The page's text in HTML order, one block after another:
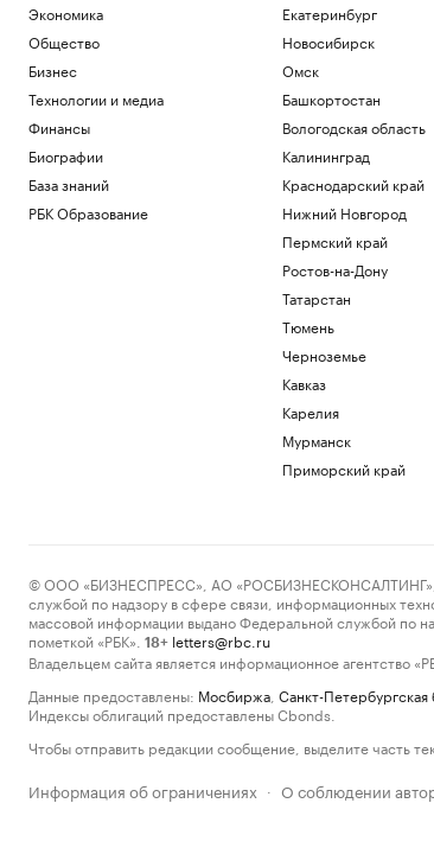
Экономика
Общество
Бизнес
Технологии и медиа
Финансы
Биографии
База знаний
РБК Образование
Екатеринбург
Новосибирск
Омск
Башкортостан
Вологодская область
Калининград
Краснодарский край
Нижний Новгород
Пермский край
Ростов-на-Дону
Татарстан
Тюмень
Черноземье
Кавказ
Карелия
Мурманск
Приморский край
© ООО «БИЗНЕСПРЕСС», АО «РОСБИЗНЕСКОНСАЛТИНГ»,
службой по надзору в сфере связи, информационных
массовой информации выдано Федеральной службой по
пометкой «РБК».
18+ letters@rbc.ru
Владельцем сайта является информационное агентство
Данные предоставлены: Мосбиржа Санкт-
Индексы облигаций предоставлены Cbonds.
Чтобы отправить редакции сообщение, выделите часть
Информация об ограничениях · О соблюдении